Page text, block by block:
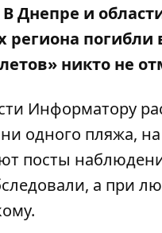
Днепре и
погибли
никто не
Информатору
одного пляжа,
посты
а при